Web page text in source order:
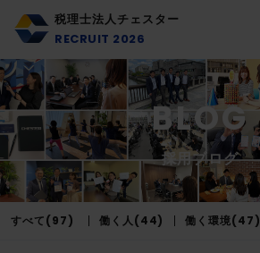
税理士法人チェスター
RECRUIT 2026
BLOG
採用ブログ
すべて(97) 働く人(44) 働く環境(47)